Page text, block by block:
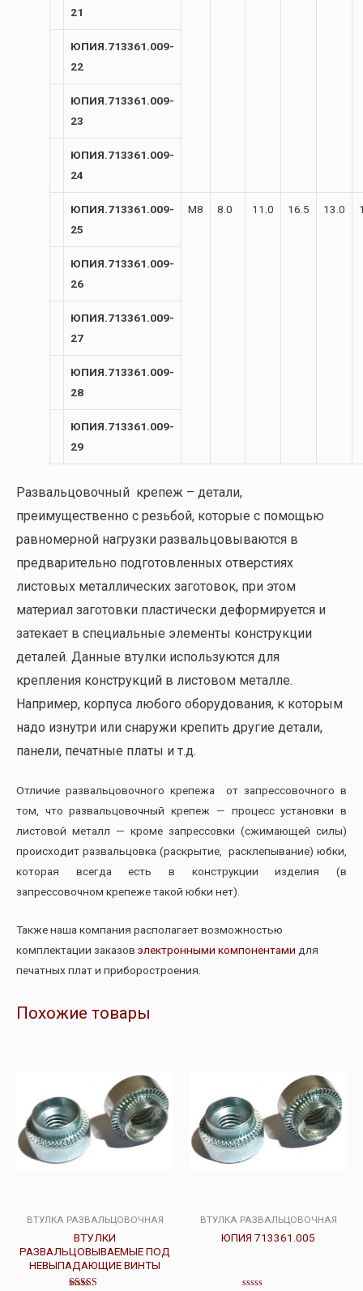
21
ЮПИЯ.713361.009-
22
ЮПИЯ.713361.009-
23
ЮПИЯ.713361.009-
24
ЮПИЯ.713361.009-
25
М8 8.0 11.0 16.5 13.0
ЮПИЯ.713361.009-
26
ЮПИЯ.713361.009-
27
ЮПИЯ.713361.009-
28
ЮПИЯ.713361.009-
29
Развальцовочный крепеж – детали,
преимущественно с резьбой, которые с помощью
равномерной нагрузки развальцовываются в
предварительно подготовленных отверстиях
листовых металлических заготовок, при этом
материал заготовки пластически деформируется и
затекает в специальные элементы конструкции
деталей. Данные втулки используются для
крепления конструкций в листовом металле.
Например, корпуса любого оборудования, к которым
надо изнутри или снаружи крепить другие детали,
панели, печатные платы и т.д.
Отличие развальцовочного крепежа от запрессовочного в
том, что развальцовочный крепеж — процесс установки в
листовой металл — кроме запрессовки (сжимающей силы)
происходит развальцовка (раскрытие, расклепывание) юбки,
которая всегда есть в конструкции изделия (в
запрессовочном крепеже такой юбки нет).
Также наша компания располагает возможностью
комплектации заказов электронными компонентами для
печатных плат и приборостроения.
Похожие товары
ВТУЛКА РАЗВАЛЬЦОВОЧНАЯ
ВТУЛКИ
РАЗВАЛЬЦОВЫВАЕМЫЕ ПОД
НЕВЫПАДАЮЩИЕ ВИНТЫ
ВТУЛКА РАЗВАЛЬЦОВОЧНАЯ
ЮПИЯ 713361.005